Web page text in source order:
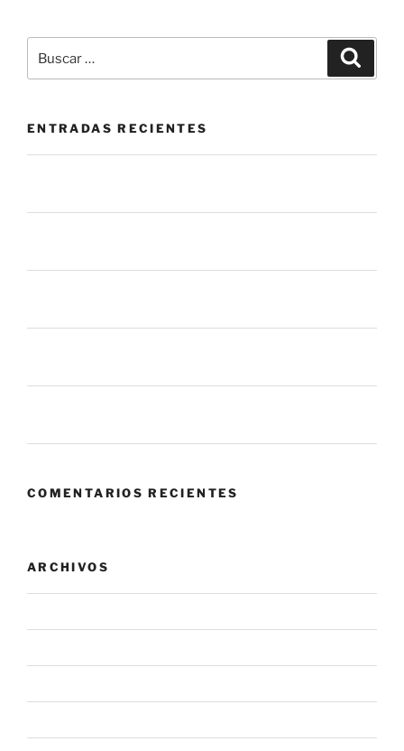
ENTRADAS RECIENTES
COMENTARIOS RECIENTES
ARCHIVOS